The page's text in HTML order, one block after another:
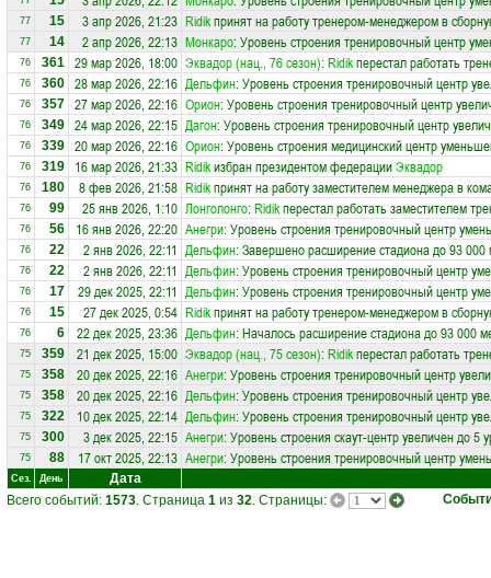
77 15 3 апр 2026, 21:23 Ridikпринят на работу тренером-менеджером в
77 14 2 апр 2026, 22:13 Монкаро: Уровень строения тренировочный центр
76 361 29 мар 2026, 18:00 Эквадор (нац., 76 сезон): Ridikперестал работать
76 360 28 мар 2026, 22:16 Дельфин: Уровень строения тренировочный центр
76 357 27 мар 2026, 22:16 Орион: Уровень строения тренировочный центр
76 349 24 мар 2026, 22:15 Дагон: Уровень строения тренировочный центр
76 339 20 мар 2026, 22:16 Орион: Уровень строения медицинский центр
76 319 16 мар 2026, 21:33 Ridikизбран президентом федерацииЭквадор
76 180 8 фев 2026, 21:58 Ridikпринят на работу заместителем менеджера в
76 99 25 янв 2026, 1:10 Лонголонго: Ridikперестал работать заместителем
76 56 16 янв 2026, 22:20 Анегри: Уровень строения тренировочный центр
76 22 2 янв 2026, 22:11 Дельфин: Завершено расширение стадиона до 93 000
76 22 2 янв 2026, 22:11 Дельфин: Уровень строения тренировочный центр
76 17 29 дек 2025, 22:11 Дельфин: Уровень строения тренировочный центр
76 15 27 дек 2025, 0:54 Ridikпринят на работу тренером-менеджером в
76 6 22 дек 2025, 23:36 Дельфин: Началось расширение стадиона до 93 000
75 359 21 дек 2025, 15:00 Эквадор (нац., 75 сезон): Ridikперестал работать
75 358 20 дек 2025, 22:16 Анегри: Уровень строения тренировочный центр
75 358 20 дек 2025, 22:16 Дельфин: Уровень строения тренировочный центр
75 322 10 дек 2025, 22:14 Дельфин: Уровень строения тренировочный центр
75 300 3 дек 2025, 22:15 Анегри: Уровень строения скаут-центр увеличен до 5
75 88 17 окт 2025, 22:13 Анегри: Уровень строения тренировочный центр
Сез. День
Дата
Всего событий: 1573. Страница 1 из 32. Страницы: